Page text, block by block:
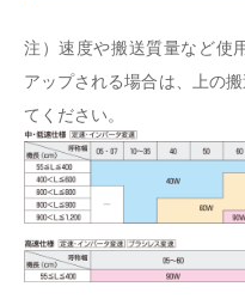
注）速度や搬送質量など使
アップされる場合は、上の
てください。